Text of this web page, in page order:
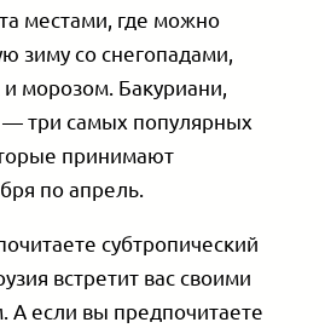
местами, где можно
зиму со снегопадами,
морозом. Бакуриани,
— три самых популярных
принимают
по апрель.
субтропический
встретит вас своими
А если вы предпочитаете